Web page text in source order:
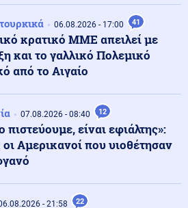
για τους ελληνικούς Patriot στην
Η Αθήνα θα επανεξετάζει κάθε
τους
- 15:34
Πύραυλος έπληξε πλοίο της ADNOC
- 15:25
58χρονος για ενδοοικογενειακή
06.08.2026 - 17:00 41
κρατικό ΜΜΕ απειλεί με
και το γαλλικό Πολεμικό
από το Αιγαίο
07.08.2026 - 08:40 12
πιστεύουμε, είναι εφιάλτης»:
Αμερικανοί που υιοθέτησαν
- 21:58 22